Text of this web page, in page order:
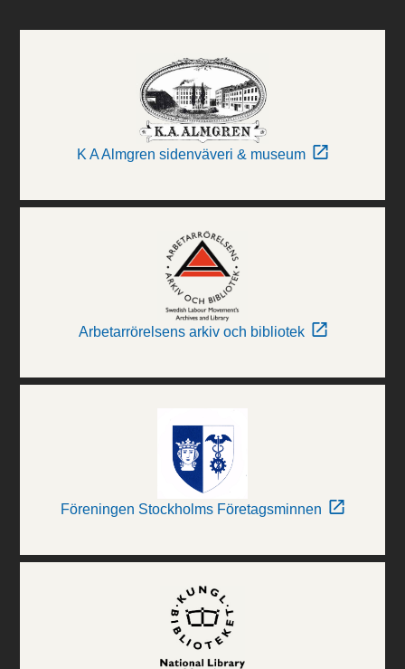
K A Almgren sidenväveri & museum
Arbetarrörelsens arkiv och bibliotek
Föreningen Stockholms Företagsminnen